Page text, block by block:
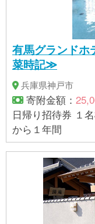
有馬グランド
菜時記≫
兵庫県神戸市
寄附金額：
日帰り招待券 １名様分 【有効期限】 チ
から１年間